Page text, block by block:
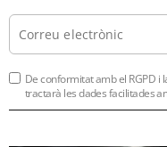
De conformitat amb el RGPD i
tractarà les dades facilitades